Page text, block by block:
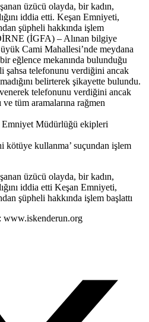
üzücü olayda, bir kadın,
iddia etti. Keşan Emniyeti,
şüpheli hakkında işlem
(İGFA) – Alınan bilgiye
Cami Mahallesi’nde meydana
eğlence mekanında bulunduğu
şahsa telefonunu verdiğini ancak
belirterek şikayette bulundu.
telefonunu verdiğini ancak
ve tüm aramalarına rağmen
Müdürlüğü ekipleri
kötüye kullanma’ suçundan işlem
üzücü olayda, bir kadın,
iddia etti Keşan Emniyeti,
şüpheli hakkında işlem başlattı
www.iskenderun.org